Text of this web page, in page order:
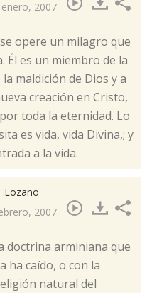
2007
opere un milagro que
Él es un miembro de la
maldición de Dios y a
creación en Cristo,
toda la eternidad. Lo
es vida, vida Divina,; y
a la vida.
.Lozano
2007
doctrina arminiana que
ha caído, o con la
natural del